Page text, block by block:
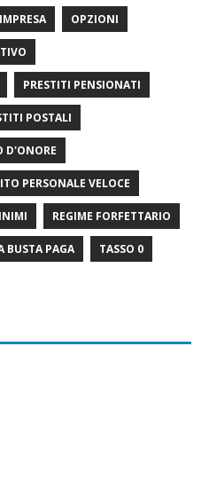
OPZIONI
PRESTITI PENSIONATI
POSTALI
D'ONORE
PERSONALE VELOCE
REGIME FORFETTARIO
BUSTA PAGA TASSO 0